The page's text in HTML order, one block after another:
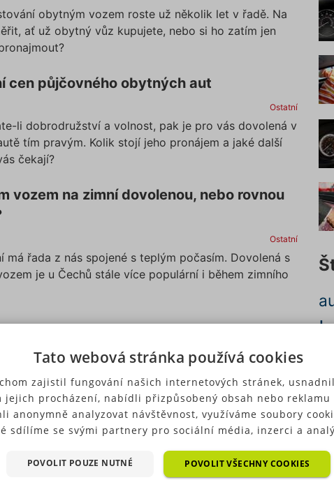
obytným vozem roste už několik let v řadě. Na
ať už obytný vůz kupujete, nebo si ho zatím jen
cen půjčovného obytných aut
Ostatní
li dobrodružství a volnost, pak je pro vás dovolená v
tím pravým. Kolik stojí jeho pronájem a jaké další
čekají?
vozem na zimní dovolenou, nebo rovnou
Ostatní
má řada z nás spojené s teplým počasím. Dovolená s
je u Čechů stále více populární i během zimního
Tato webová stránka používá cookies
zajistil fungování našich internetových stránek,
jejich procházení, nabídli přizpůsobený obsah nebo reklamu
anonymně analyzovat návštěvnost, využíváme soubory
sdílíme se svými partnery pro sociální média, inzerci a
nezařazené soubory) můžeme využívat pouze s Vaším
POVOLIT VŠECHNY COOKIES
POVOLIT POUZE NUTNÉ